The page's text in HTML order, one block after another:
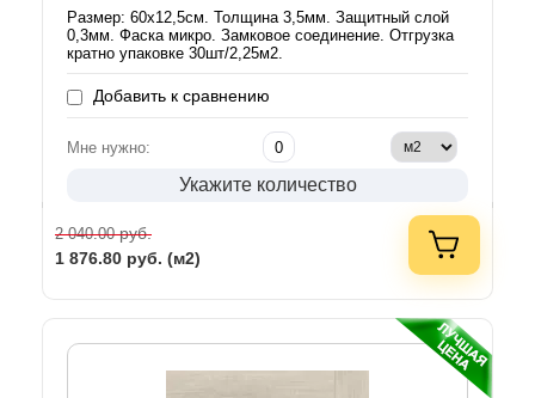
Размер: 60х12,5см. Толщина 3,5мм. Защитный слой
0,3мм. Фаска микро. Замковое соединение. Отгрузка
кратно упаковке 30шт/2,25м2.
Добавить к сравнению
Мне нужно:
Укажите количество
2 040.00руб.
1 876.80 руб. (м2)